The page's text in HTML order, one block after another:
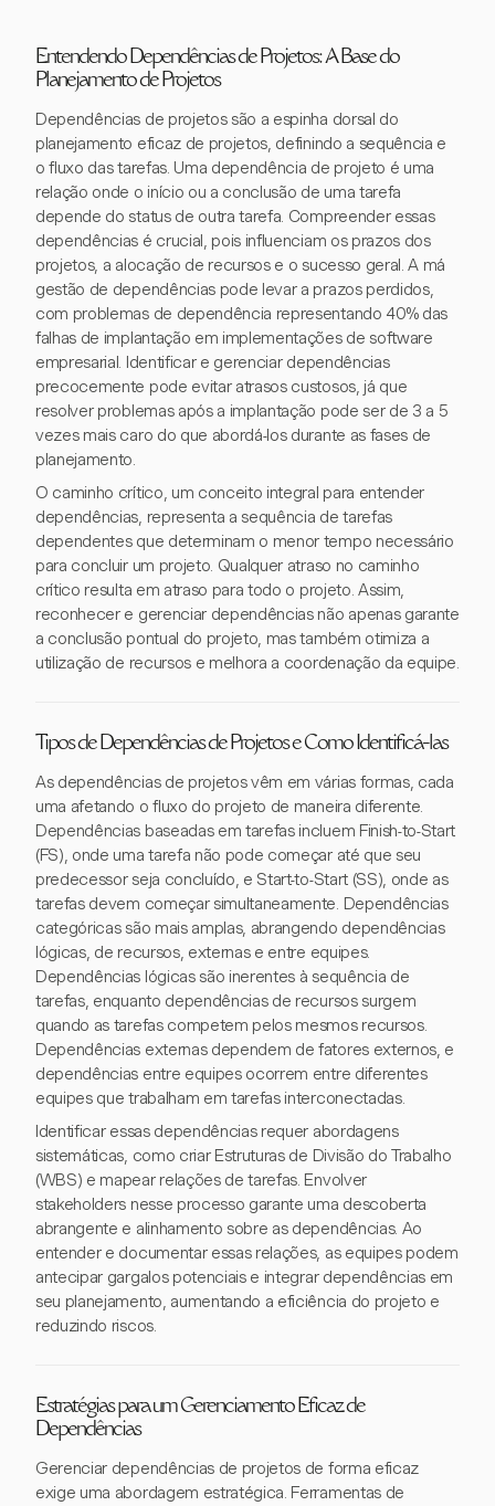
Entendendo Dependências de Projetos: A Base do
Planejamento de Projetos
Dependências de projetos são a espinha dorsal do
planejamento eficaz de projetos, definindo a sequência e
o fluxo das tarefas. Uma dependência de projeto é uma
relação onde o início ou a conclusão de uma tarefa
depende do status de outra tarefa. Compreender essas
dependências é crucial, pois influenciam os prazos dos
projetos, a alocação de recursos e o sucesso geral. A má
gestão de dependências pode levar a prazos perdidos,
com problemas de dependência representando 40% das
falhas de implantação em implementações de software
empresarial. Identificar e gerenciar dependências
precocemente pode evitar atrasos custosos, já que
resolver problemas após a implantação pode ser de 3 a 5
vezes mais caro do que abordá-los durante as fases de
planejamento.
O caminho crítico, um conceito integral para entender
dependências, representa a sequência de tarefas
dependentes que determinam o menor tempo necessário
para concluir um projeto. Qualquer atraso no caminho
crítico resulta em atraso para todo o projeto. Assim,
reconhecer e gerenciar dependências não apenas garante
a conclusão pontual do projeto, mas também otimiza a
utilização de recursos e melhora a coordenação da equipe.
Tipos de Dependências de Projetos e Como Identificá-las
As dependências de projetos vêm em várias formas, cada
uma afetando o fluxo do projeto de maneira diferente.
Dependências baseadas em tarefas incluem Finish-to-Start
(FS), onde uma tarefa não pode começar até que seu
predecessor seja concluído, e Start-to-Start (SS), onde as
tarefas devem começar simultaneamente. Dependências
categóricas são mais amplas, abrangendo dependências
lógicas, de recursos, externas e entre equipes.
Dependências lógicas são inerentes à sequência de
tarefas, enquanto dependências de recursos surgem
quando as tarefas competem pelos mesmos recursos.
Dependências externas dependem de fatores externos, e
dependências entre equipes ocorrem entre diferentes
equipes que trabalham em tarefas interconectadas.
Identificar essas dependências requer abordagens
sistemáticas, como criar Estruturas de Divisão do Trabalho
(WBS) e mapear relações de tarefas. Envolver
stakeholders nesse processo garante uma descoberta
abrangente e alinhamento sobre as dependências. Ao
entender e documentar essas relações, as equipes podem
antecipar gargalos potenciais e integrar dependências em
seu planejamento, aumentando a eficiência do projeto e
reduzindo riscos.
Estratégias para um Gerenciamento Eficaz de
Dependências
Gerenciar dependências de projetos de forma eficaz
exige uma abordagem estratégica. Ferramentas de